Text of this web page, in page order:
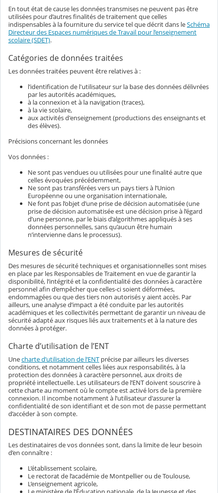
En tout état de cause les données transmises ne peuvent pas être
utilisées pour d’autres finalités de traitement que celles
indispensables à la fourniture du service tel que décrit dans leSchéma
Directeur des Espaces numériques de Travail pour l’enseignement
scolaire (SDET).
Catégories de données traitées
Les données traitées peuvent être relatives à :
l’identification de l'utilisateur sur la base des données délivrées
par les autorités académiques,
à la connexion et à la navigation (traces),
à la vie scolaire,
aux activités d'enseignement (productions des enseignants et
des élèves).
Précisions concernant les données
Vos données :
Ne sont pas vendues ou utilisées pour une finalité autre que
celles évoquées précédemment,
Ne sont pas transférées vers un pays tiers à l’Union
Européenne ou une organisation internationale,
Ne font pas l’objet d’une prise de décision automatisée (une
prise de décision automatisée est une décision prise à l’égard
d’une personne, par le biais d’algorithmes appliqués à ses
données personnelles, sans qu’aucun être humain
n’intervienne dans le processus).
Mesures de sécurité
Des mesures de sécurité techniques et organisationnelles sont mises
en place par les Responsables de Traitement en vue de garantir la
disponibilité, l’intégrité et la confidentialité des données à caractère
personnel afin d’empêcher que celles-ci soient déformées,
endommagées ou que des tiers non autorisés y aient accès. Par
ailleurs, une analyse d’impact a été conduite par les autorités
académiques et les collectivités permettant de garantir un niveau de
sécurité adapté aux risques liés aux traitements et à la nature des
données à protéger.
Charte d’utilisation de l’ENT
Unecharte d’utilisation de l’ENT précise par ailleurs les diverses
conditions, et notamment celles liées aux responsabilités, à la
protection des données à caractère personnel, aux droits de
propriété intellectuelle. Les utilisateurs de l’ENT doivent souscrire à
cette charte au moment où le compte est activé lors de la première
connexion. Il incombe notamment à l’utilisateur d'assurer la
confidentialité de son identifiant et de son mot de passe permettant
d’accéder à son compte.
DESTINATAIRES DES DONNÉES
Les destinataires de vos données sont, dans la limite de leur besoin
d’en connaître :
L’établissement scolaire,
Le rectorat de l’académie de Montpellier ou de Toulouse,
L’enseignement agricole,